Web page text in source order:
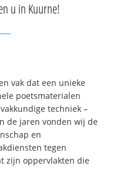
u in Kuurne!
vak dat een unieke
poetsmaterialen
techniek –
de jaren vonden wij de
en
tegen
zijn oppervlakten die